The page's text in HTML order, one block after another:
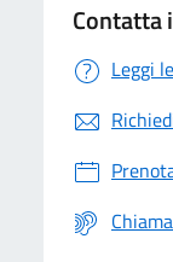
Contatta
Leggi